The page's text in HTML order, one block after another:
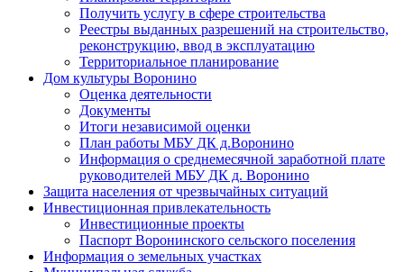
Получить услугу в сфере строительства
Реестры выданных разрешений на строительство,
реконструкцию, ввод в эксплуатацию
Территориальное планирование
Дом культуры Воронино
Оценка деятельности
Документы
Итоги независимой оценки
План работы МБУ ДК д.Воронино
Информация о среднемесячной заработной плате
руководителей МБУ ДК д. Воронино
Защита населения от чрезвычайных ситуаций
Инвестиционная привлекательность
Инвестиционные проекты
Паспорт Воронинского сельского поселения
Информация о земельных участках